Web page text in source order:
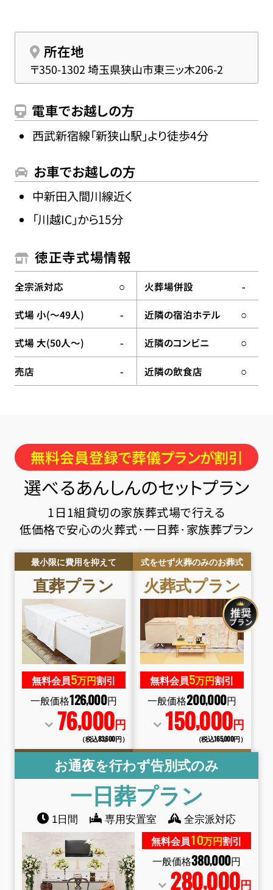
所在地
〒350-1302 埼玉県狭山市東三ッ木206-2
電車でお越しの方
西武新宿線「新狭山駅」より徒歩4分
お車でお越しの方
中新田入間川線近く
「川越IC」から15分
徳正寺式場情報
全宗派対応 ○ 火葬場併設 -
式場 小(〜49人) - 近隣の宿泊ホテル ○
式場 大(50人〜) - 近隣のコンビニ ○
売店 - 近隣の飲食店 ○
無料会員登録で葬儀プランが割引
選べるあんしんのセットプラン
1日1組貸切の家族葬式場で行える
低価格で安心の火葬式･一日葬･家族葬プラン
最小限に費用を抑えて
直葬プラン
無料会員5万円割引
一般価格126,000円
76,000円
（税込83,600円）
式をせず火葬のみのお葬式
火葬式プラン
無料会員5万円割引
一般価格200,000円
150,000円
（税込165,000円）
お通夜を行わず告別式のみ
一日葬プラン
1日間 専用安置室 全宗派対応
無料会員10万円割引
一般価格380,000円
280,000円